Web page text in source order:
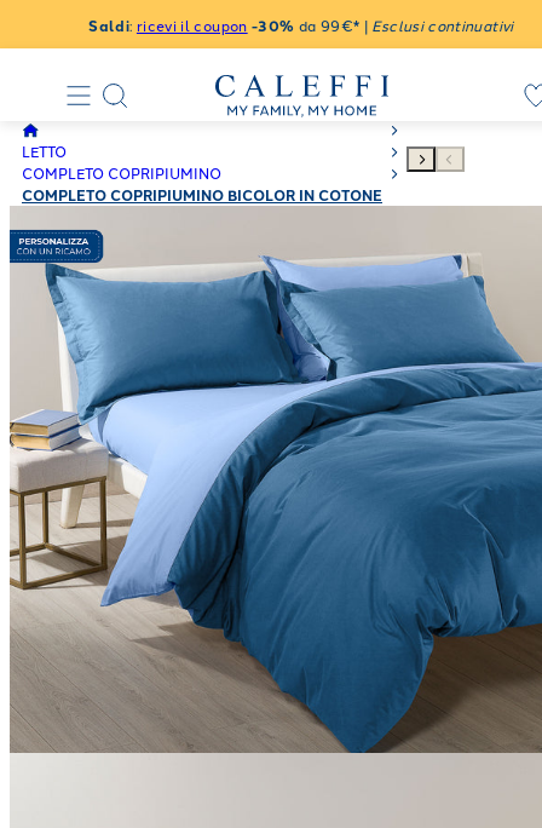
Saldi: ricevi il coupon -30% da 99€* | Esclusi continuativi
LETTO
COMPLETO COPRIPIUMINO
COMPLETO COPRIPIUMINO BICOLOR IN COTONE